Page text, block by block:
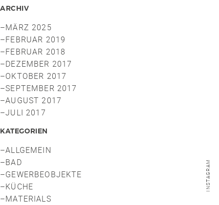
INSTAGRAM
ARCHIV
MÄRZ 2025
FEBRUAR 2019
FEBRUAR 2018
DEZEMBER 2017
OKTOBER 2017
SEPTEMBER 2017
AUGUST 2017
JULI 2017
KATEGORIEN
ALLGEMEIN
BAD
GEWERBEOBJEKTE
KÜCHE
MATERIALS